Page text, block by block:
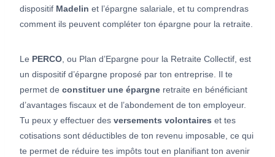
dispositif Madelin et l’épargne salariale, et tu comprendras
comment ils peuvent compléter ton épargne pour la retraite.
Le PERCO , ou Plan d’Epargne pour la Retraite Collectif, est
un dispositif d’épargne proposé par ton entreprise. Il te
permet de constituer une épargne retraite en bénéficiant
d’avantages fiscaux et de l’abondement de ton employeur.
Tu peux y effectuer des versements volontaires et tes
cotisations sont déductibles de ton revenu imposable, ce qui
te permet de réduire tes impôts tout en planifiant ton avenir